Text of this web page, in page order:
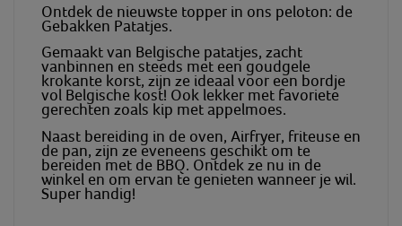
Ontdek de nieuwste topper in ons peloton: de
Gebakken Patatjes.
Gemaakt van Belgische patatjes, zacht
vanbinnen en steeds met een goudgele
krokante korst, zijn ze ideaal voor een bordje
vol Belgische kost! Ook lekker met favoriete
gerechten zoals kip met appelmoes.
Naast bereiding in de oven, Airfryer, friteuse en
de pan, zijn ze eveneens geschikt om te
bereiden met de BBQ. Ontdek ze nu in de
winkel en om ervan te genieten wanneer je wil.
Super handig!